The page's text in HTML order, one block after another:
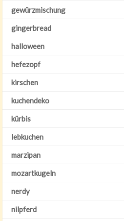
gewürzmischung
gingerbread
halloween
hefezopf
kirschen
kuchendeko
kürbis
lebkuchen
marzipan
mozartkugeln
nerdy
nilpferd